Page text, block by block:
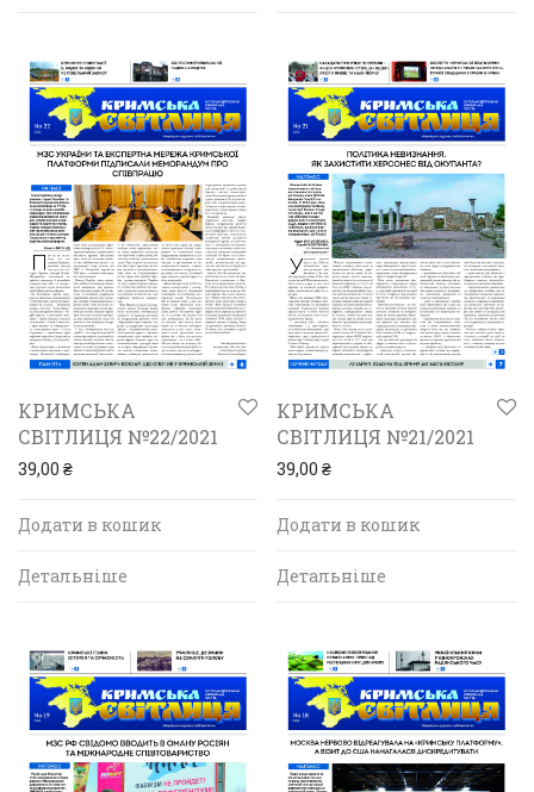
КРИМСЬКА
СВІТЛИЦЯ №22/2021
39,00 ₴
Додати в кошик
Детальніше
КРИМСЬКА
СВІТЛИЦЯ №21/2021
39,00 ₴
Додати в кошик
Детальніше